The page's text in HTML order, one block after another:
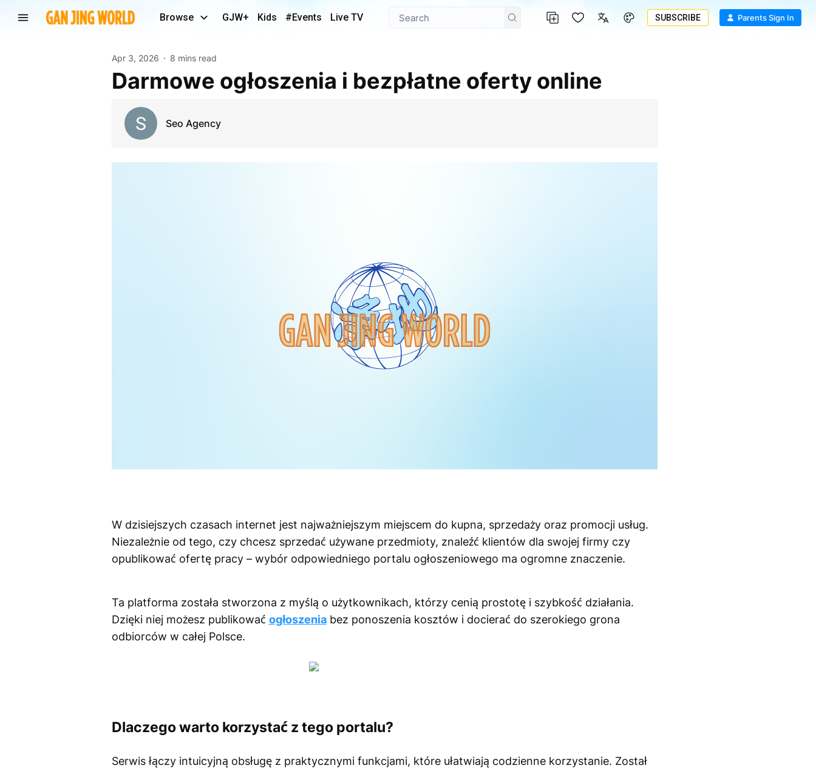
Browse GJW+ Kids #Events Live TV SUBSCRIBE Parents Sign In
Apr 3, 2026 8 mins read
Darmowe ogłoszenia i bezpłatne oferty online
Seo Agency
W dzisiejszych czasach internet jest najważniejszym miejscem do kupna, sprzedaży oraz promocji usług.
Niezależnie od tego, czy chcesz sprzedać używane przedmioty, znaleźć klientów dla swojej firmy czy
opublikować ofertę pracy – wybór odpowiedniego portalu ogłoszeniowego ma ogromne znaczenie.
Ta platforma została stworzona z myślą o użytkownikach, którzy cenią prostotę i szybkość działania.
Dzięki niej możesz publikować ogłoszeniabez ponoszenia kosztów i docierać do szerokiego grona
odbiorców w całej Polsce.
Dlaczego warto korzystać z tego portalu?
Serwis łączy intuicyjną obsługę z praktycznymi funkcjami, które ułatwiają codzienne korzystanie. Został